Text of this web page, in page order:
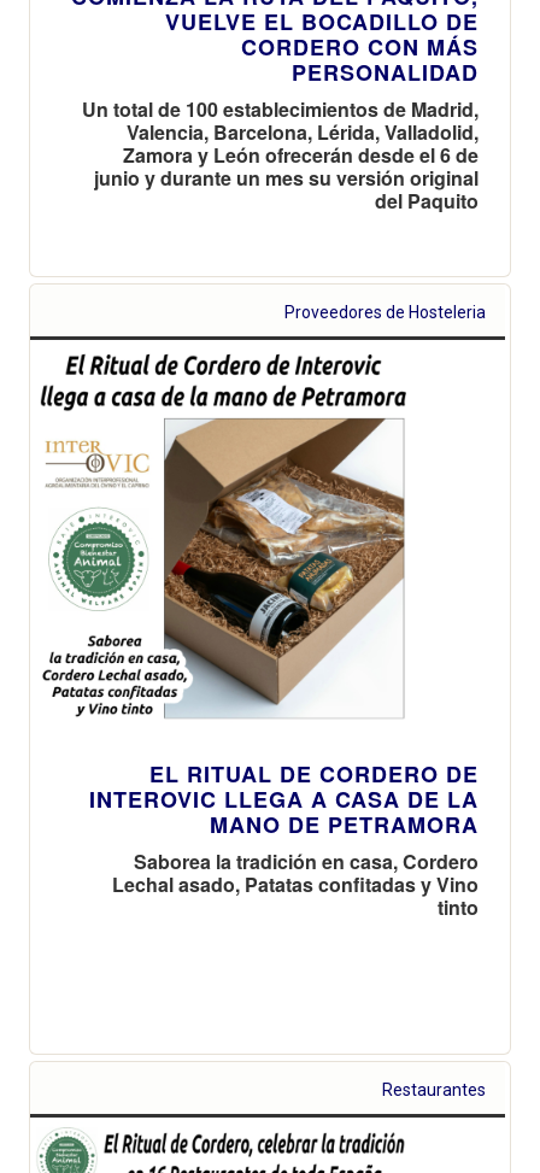
VUELVE EL BOCADILLO DE
CORDERO CON MÁS
PERSONALIDAD
Un total de 100 establecimientos de Madrid,
Valencia, Barcelona, Lérida, Valladolid,
Zamora y León ofrecerán desde el 6 de
junio y durante un mes su versión original
del Paquito
Proveedores de Hosteleria
EL RITUAL DE CORDERO DE
INTEROVIC LLEGA A CASA DE LA
MANO DE PETRAMORA
Saborea la tradición en casa, Cordero
Lechal asado, Patatas confitadas y Vino
tinto
Restaurantes